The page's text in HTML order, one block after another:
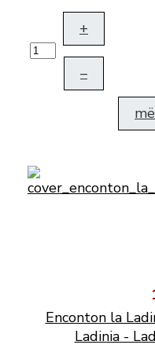
+
–
Enconton la
Ladinia -